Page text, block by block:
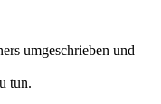
umgeschrieben und
tun.